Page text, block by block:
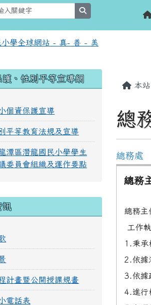
本站
總
總務處
總務
總
工作
1.秉承
2.依據
3.依據
4.進行
護、性別平等宣導網
個資保護宣導
平等教育法規及宣導
潭區潛龍國民小學學生
委員會組織及運作要點
訊
計畫暨公開授課規畫
電話表